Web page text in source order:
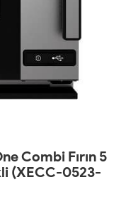
Combi Fırın 5
(XECC-0523-